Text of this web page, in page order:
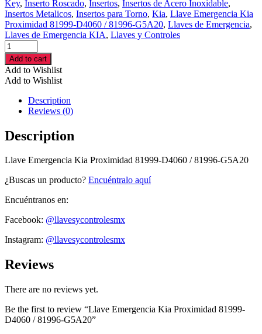
Key, Inserto Roscado, Insertos, Insertos de Acero Inoxidable,
Insertos Metalicos, Insertos para Torno, Kia, Llave Emergencia Kia
Proximidad 81999-D4060 / 81996-G5A20, Llaves de Emergencia,
Llaves de Emergencia KIA, Llaves y Controles
Llave
Emergencia
Kia
Proximidad
81999-
D4060
81996-
G5A20
cantidad
Add to cart
Add to Wishlist
Add to Wishlist
Description
Reviews (0)
Description
Llave Emergencia Kia Proximidad 81999-D4060 / 81996-G5A20
¿Buscas un producto? Encuéntralo aquí
Encuéntranos en:
Facebook: @llavesycontrolesmx
Instagram: @llavesycontrolesmx
Reviews
There are no reviews yet.
Be the first to review “Llave Emergencia Kia Proximidad 81999-
D4060 / 81996-G5A20”